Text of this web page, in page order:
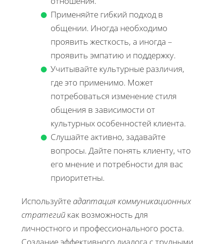
Применяйте гибкий подход в
общении. Иногда необходимо
проявить жесткость, а иногда –
проявить эмпатию и поддержку.
Учитывайте культурные различия,
где это применимо. Может
потребоваться изменение стиля
общения в зависимости от
культурных особенностей клиента.
Слушайте активно, задавайте
вопросы. Дайте понять клиенту, что
его мнение и потребности для вас
приоритетны.
Используйте адаптация коммуникационных
стратегий как возможность для
личностного и профессионального роста.
Создание эффективного диалога с трудными